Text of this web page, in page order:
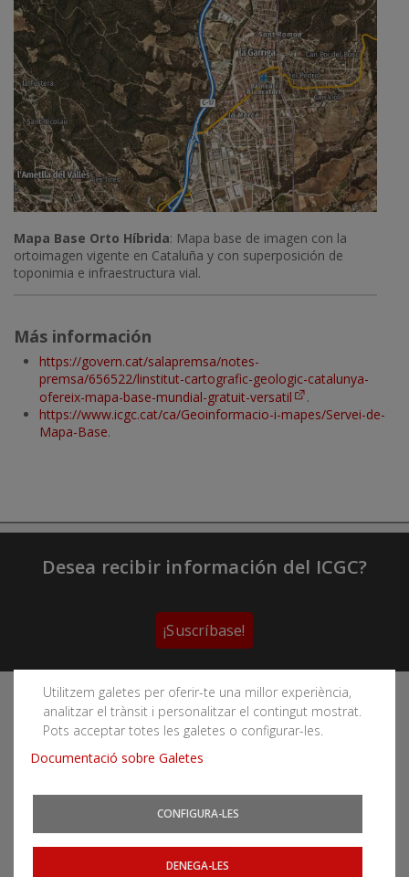
Mapa Base Orto Híbrida: Mapa base de imagen con la
ortoimagen vigente en Cataluña y con superposición de
toponimia e infraestructura vial.
Más información
https://govern.cat/salapremsa/notes-
premsa/656522/linstitut-cartografic-geologic-catalunya-
ofereix-mapa-base-mundial-gratuit-versatil
.
https://www.icgc.cat/ca/Geoinformacio-i-mapes/Servei-de-
Mapa-Base.
Utilitzem galetes per oferir-te una millor experiència,
analitzar el trànsit i personalitzar el contingut mostrat.
Pots acceptar totes les galetes o configurar-les.
Documentació sobre Galetes
CONFIGURA-LES
DENEGA-LES
Desea recibir información del ICGC?
¡Suscríbase!
Sigue las redes sociales del Instituto Cartográfico y
Geológico de Cataluña
Puede subscribirse a los canales RSS